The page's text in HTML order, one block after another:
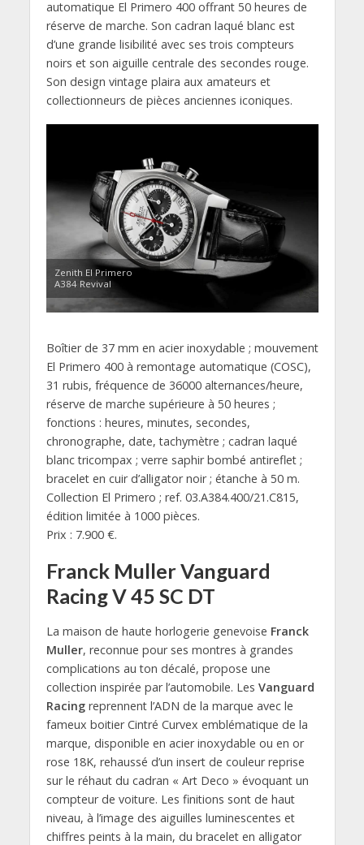
automatique El Primero 400 offrant 50 heures de
réserve de marche. Son cadran laqué blanc est
d’une grande lisibilité avec ses trois compteurs
noirs et son aiguille centrale des secondes rouge.
Son design vintage plaira aux amateurs et
collectionneurs de pièces anciennes iconiques.
Zenith El Primero
A384 Revival
Boîtier de 37 mm en acier inoxydable ; mouvement
El Primero 400 à remontage automatique (COSC),
31 rubis, fréquence de 36000 alternances/heure,
réserve de marche supérieure à 50 heures ;
fonctions : heures, minutes, secondes,
chronographe, date, tachymètre ; cadran laqué
blanc tricompax ; verre saphir bombé antireflet ;
bracelet en cuir d’alligator noir ; étanche à 50 m.
Collection El Primero ; ref. 03.A384.400/21.C815,
édition limitée à 1000 pièces.
Prix : 7.900 €.
Franck Muller Vanguard
Racing V 45 SC DT
La maison de haute horlogerie genevoise Franck
Muller, reconnue pour ses montres à grandes
complications au ton décalé, propose une
collection inspirée par l’automobile. Les Vanguard
Racingreprennent l’ADN de la marque avec le
fameux boitier Cintré Curvex emblématique de la
marque, disponible en acier inoxydable ou en or
rose 18K, rehaussé d’un insert de couleur reprise
sur le réhaut du cadran « Art Deco » évoquant un
compteur de voiture. Les finitions sont de haut
niveau, à l’image des aiguilles luminescentes et
chiffres peints à la main, du bracelet en alligator